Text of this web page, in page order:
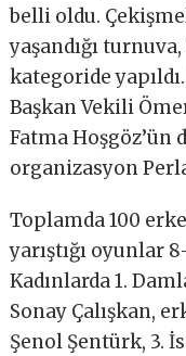
belli oldu.
yaşandığı
kategoride
Başkan Vekili
Fatma Hoşgöz’ün
organizasyon
Toplamda 100
yarıştığı oyunlar
Kadınlarda 1.
Sonay Çalışkan,
Şenol Şentürk, 3.